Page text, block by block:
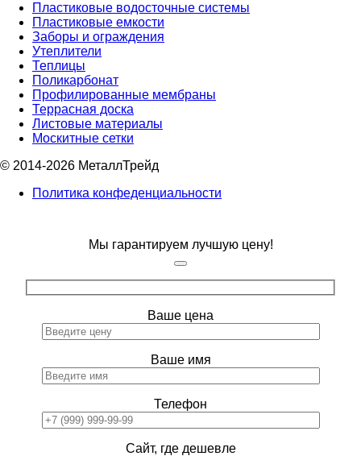
Пластиковые водосточные системы
Пластиковые емкости
Заборы и ограждения
Утеплители
Теплицы
Поликарбонат
Профилированные мембраны
Террасная доска
Листовые материалы
Москитные сетки
© 2014-2026 МеталлТрейд
Политика конфеденциальности
Мы гарантируем лучшую цену!
Ваше цена
Ваше имя
Телефон
Сайт, где дешевле